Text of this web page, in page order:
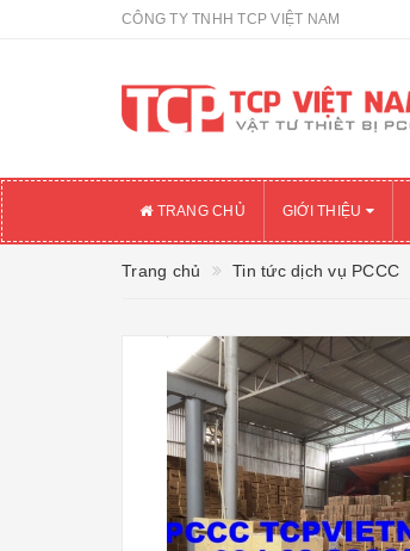
CÔNG TY TNHH TCP VIỆT NAM
TRANG CHỦ GIỚI THIỆU
Trang chủ Tin tức dịch vụ PCCC